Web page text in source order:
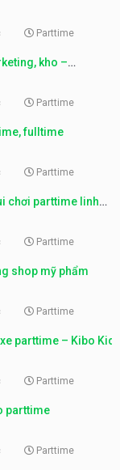
Parttime
kho –
Parttime
fulltime
Parttime
chơi parttime linh
Parttime
shop mỹ phẩm
Parttime
parttime – Kibo Kid
Parttime
parttime
Parttime